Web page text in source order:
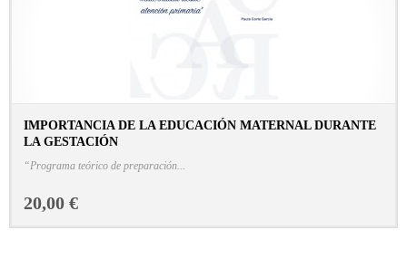
IMPORTANCIA DE LA EDUCACIÓN MATERNAL DURANTE
LA GESTACIÓN
“Programa teórico de preparación...
20,00 €